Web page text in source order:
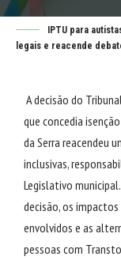
IPTU para
legais e reacende
A decisão do
que concedia
da Serra reacendeu
inclusivas,
Legislativo
decisão, os
envolvidos e as
pessoas com